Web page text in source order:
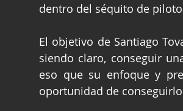
dentro del séquito de
El objetivo de Santiago
siendo claro, conseguir
eso que su enfoque y
oportunidad de